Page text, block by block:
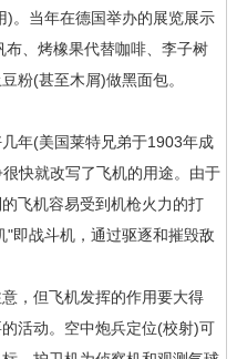
)。当年在德国举办的展览展示
、烤橡果代替咖啡、李子树
粉(甚至木屑)做黑面包。
年(美国莱特兄弟于1903年成
快就改写了飞机的用途。由于
飞机容易受到机枪火力的打
即战斗机，通过驱逐和摧毁敌
，但飞机发挥的作用要大得
活动。空中炮兵定位(校射)可